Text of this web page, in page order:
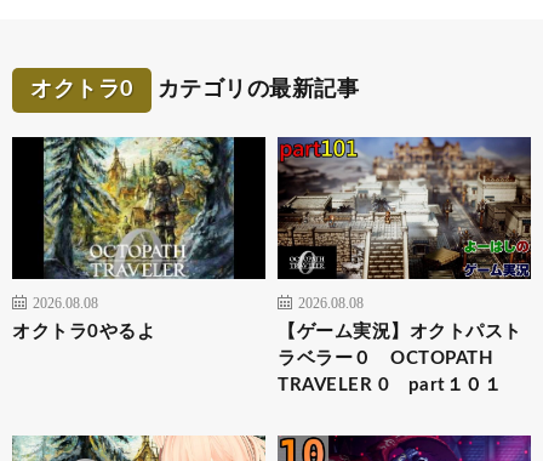
オクトラ0 カテゴリの最新記事
2026.08.08
オクトラ0やるよ
2026.08.08
【ゲーム実況】オクトパスト
ラベラー０ OCTOPATH
TRAVELER 0 part１０１